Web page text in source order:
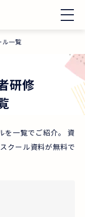
ル一覧
研修
を一覧でご紹介。 資
クール資料が無料で